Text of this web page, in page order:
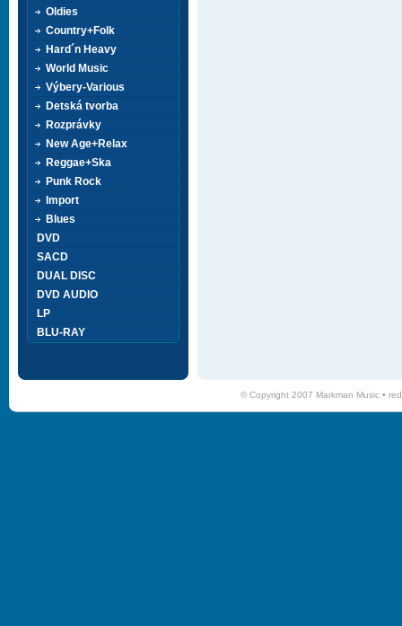
Oldies
Country+Folk
Hard´n Heavy
World Music
Výbery-Various
Detská tvorba
Rozprávky
New Age+Relax
Reggae+Ska
Punk Rock
Import
Blues
DVD
SACD
DUAL DISC
DVD AUDIO
LP
BLU-RAY
© Copyright 2007 Markman Music •